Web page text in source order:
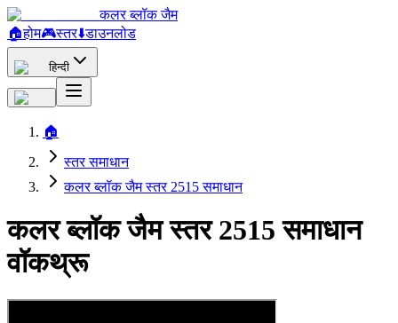
कलर ब्लॉक जैम
🏠होम🎮स्तर⬇️डाउनलोड
हिन्दी
🏠
स्तर समाधान
कलर ब्लॉक जैम स्तर 2515 समाधान
कलर ब्लॉक जैम स्तर 2515 समाधान
वॉकथ्रू